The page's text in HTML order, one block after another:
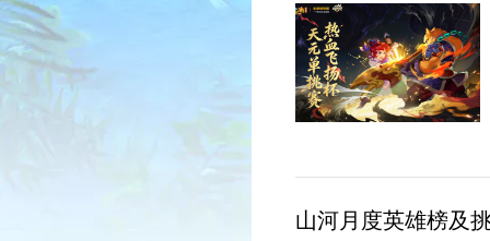
山河月度英雄榜及